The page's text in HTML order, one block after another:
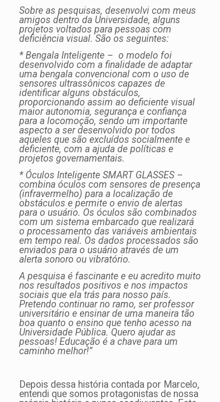
Sobre as pesquisas, desenvolvi com meus
amigos dentro da Universidade, alguns
projetos voltados para pessoas com
deficiência visual. São os seguintes:
* Bengala Inteligente – o modelo foi
desenvolvido com a finalidade de adaptar
uma bengala convencional com o uso de
sensores ultrassônicos capazes de
identificar alguns obstáculos,
proporcionando assim ao deficiente visual
maior autonomia, segurança e confiança
para a locomoção, sendo um importante
aspecto a ser desenvolvido por todos
aqueles que são excluídos socialmente e
deficiente, com a ajuda de políticas e
projetos governamentais.
* Óculos Inteligente SMART GLASSES –
combina óculos com sensores de presença
(infravermelho) para a localização de
obstáculos e permite o envio de alertas
para o usuário. Os óculos são combinados
com um sistema embarcado que realizará
o processamento das variáveis ambientais
em tempo real. Os dados processados são
enviados para o usuário através de um
alerta sonoro ou vibratório.
A pesquisa é fascinante e eu acredito muito
nos resultados positivos e nos impactos
sociais que ela trás para nosso país.
Pretendo continuar no ramo, ser professor
universitário e ensinar de uma maneira tão
boa quanto o ensino que tenho acesso na
Universidade Pública. Quero ajudar as
pessoas! Educação é a chave para um
caminho melhor!”
Depois dessa história contada por Marcelo,
entendi que somos protagonistas de nossa